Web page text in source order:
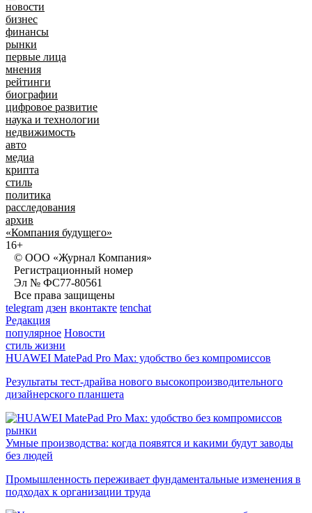
новости
бизнес
финансы
рынки
первые лица
мнения
рейтинги
биографии
цифровое развитие
наука и технологии
недвижимость
авто
медиа
крипта
стиль
политика
расследования
архив
«Компания будущего»
16+
© ООО «Журнал Компания»
Регистрационный номер
Эл № ФС77-80561
Все права защищены
telegram дзен вконтакте tenchat
Редакция
популярное Новости
стиль жизни
HUAWEI MatePad Pro Max: удобство без компромиссов
Результаты тест-драйва нового высокопроизводительного
дизайнерского планшета
рынки
Умные производства: когда появятся и какими будут заводы
без людей
Промышленность переживает фундаментальные изменения в
подходах к организации труда